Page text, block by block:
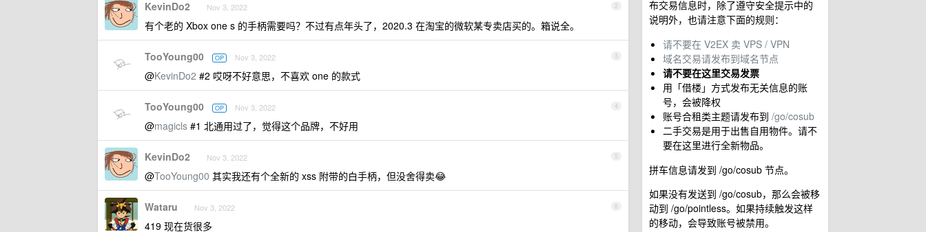
布交易信息时，除了遵守安全提示中的
说明外，也请注意下面的规则：
请不要在 V2EX 卖 VPS / VPN
域名交易请发布到域名节点
请不要在这里交易发票
用「借楼」方式发布无关信息的账
号，会被降权
账号合租类主题请发布到 /go/cosub
二手交易是用于出售自用物件。请不
要在这里进行全新物品。
拼车信息请发到 /go/cosub 节点。
如果没有发送到 /go/cosub，那么会被移
动到 /go/pointless。如果持续触发这样
的移动，会导致账号被禁用。
2
KevinDo2 Nov 3, 2022
有个老的 Xbox one s 的手柄需要吗？不过有点年头了，2020.3 在淘宝的微软某专卖店买的。箱说全。
3
TooYoung00 OP Nov 3, 2022
@KevinDo2 #2 哎呀不好意思，不喜欢 one 的款式
4
TooYoung00 OP Nov 3, 2022
@magicls #1 北通用过了，觉得这个品牌，不好用
5
KevinDo2 Nov 3, 2022
@TooYoung00 其实我还有个全新的 xss 附带的白手柄，但没舍得卖😂
6
Wataru Nov 3, 2022
419 现在货很多